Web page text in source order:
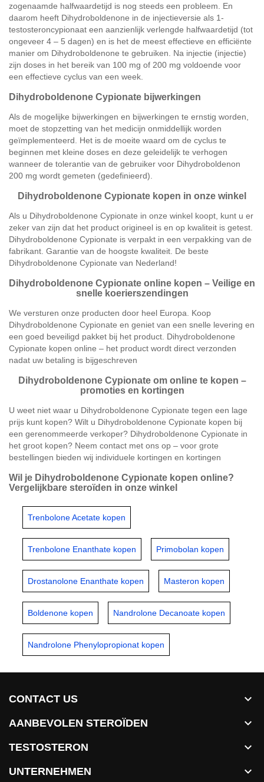
zogenaamde halfwaardetijd is nog steeds een probleem. En
daarom heeft Dihydroboldenone in de injectieversie als 1-
testosteroncypionaat een aanzienlijk verlengde halfwaardetijd (tot
ongeveer 4 – 5 dagen) en is het de meest effectieve en efficiënte
manier om Dihydroboldenone te gebruiken. Na injectie (injectie)
zijn doses in het bereik van 100 mg of 200 mg voldoende voor
een effectieve cyclus van een week.
Dihydroboldenone Cypionate bijwerkingen
Als de mogelijke bijwerkingen en bijwerkingen te ernstig worden,
moet de stopzetting van het medicijn onmiddellijk worden
geïmplementeerd. Het is de moeite waard om de cyclus te
beginnen met kleine doses en deze geleidelijk te verhogen
wanneer de tolerantie van de gebruiker voor Dihydroboldenon
200 mg wordt gemeten (gedefinieerd).
Dihydroboldenone Cypionate kopen in onze winkel
Als u Dihydroboldenone Cypionate in onze winkel koopt, kunt u er
zeker van zijn dat het product origineel is en op kwaliteit is getest.
Dihydroboldenone Cypionate is verpakt in een verpakking van de
fabrikant. Garantie van de hoogste kwaliteit. De beste
Dihydroboldenone Cypionate van Nederland!
Dihydroboldenone Cypionate online kopen – Veilige en
snelle koerierszendingen
We versturen onze producten door heel Europa. Koop
Dihydroboldenone Cypionate en geniet van een snelle levering en
een goed beveiligd pakket bij het product. Dihydroboldenone
Cypionate kopen online – het product wordt direct verzonden
nadat uw betaling is bijgeschreven
Dihydroboldenone Cypionate om online te kopen –
promoties en kortingen
U weet niet waar u Dihydroboldenone Cypionate tegen een lage
prijs kunt kopen? Wilt u Dihydroboldenone Cypionate kopen bij
een gerenommeerde verkoper? Dihydroboldenone Cypionate in
het groot kopen? Neem contact met ons op – voor grote
bestellingen bieden wij individuele kortingen en kortingen
Wil je Dihydroboldenone Cypionate kopen online?
Vergelijkbare steroïden in onze winkel
Trenbolone Acetate kopen
Trenbolone Enanthate kopen Primobolan kopen
Drostanolone Enanthate kopen Masteron kopen
Boldenone kopen Nandrolone Decanoate kopen
Nandrolone Phenylopropionat kopen
CONTACT US 
AANBEVOLEN STEROÏDEN 
TESTOSTERON 
UNTERNEHMEN 